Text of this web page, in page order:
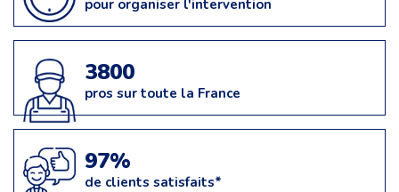
pour organiser l'intervention
3800
pros sur toute la France
97%
de clients satisfaits*